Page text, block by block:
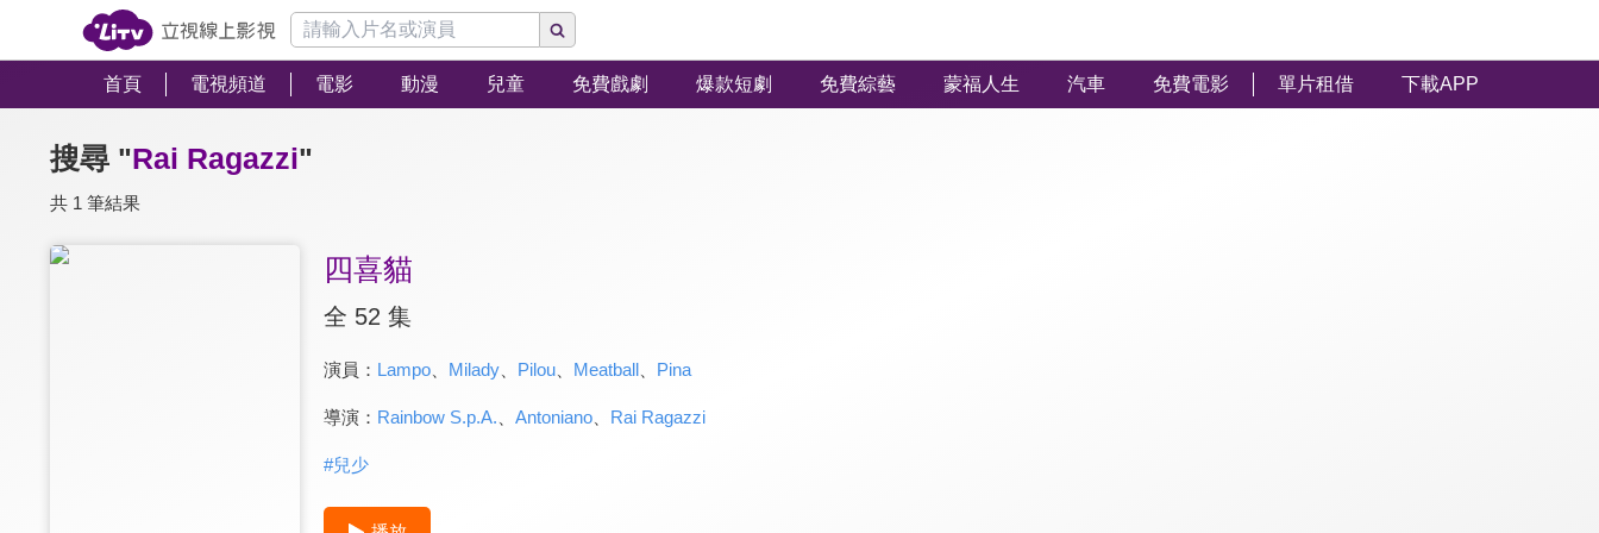
首頁 電視頻道 電影 動漫 兒童 免費戲劇 爆款短劇 免費綜藝 蒙福人生 汽車 免費電影 單片租借 下載APP
搜尋 "Rai Ragazzi"
共 1 筆結果
四喜貓
全 52 集
演員： Lampo、 Milady、 Pilou、 Meatball、 Pina
導演： Rainbow S.p.A. Antoniano、 Rai Ragazzi
#兒少